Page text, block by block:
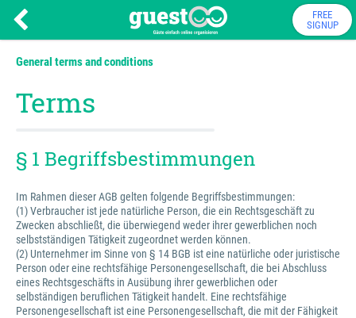
FREE
SIGNUP
General terms and conditions
Terms
§ 1 Begriffsbestimmungen
Im Rahmen dieser AGB gelten folgende Begriffsbestimmungen:
(1) Verbraucher ist jede natürliche Person, die ein Rechtsgeschäft zu
Zwecken abschließt, die überwiegend weder ihrer gewerblichen noch
selbstständigen Tätigkeit zugeordnet werden können.
(2) Unternehmer im Sinne von § 14 BGB ist eine natürliche oder juristische
Person oder eine rechtsfähige Personengesellschaft, die bei Abschluss
eines Rechtsgeschäfts in Ausübung ihrer gewerblichen oder
selbständigen beruflichen Tätigkeit handelt. Eine rechtsfähige
Personengesellschaft ist eine Personengesellschaft, die mit der Fähigkeit